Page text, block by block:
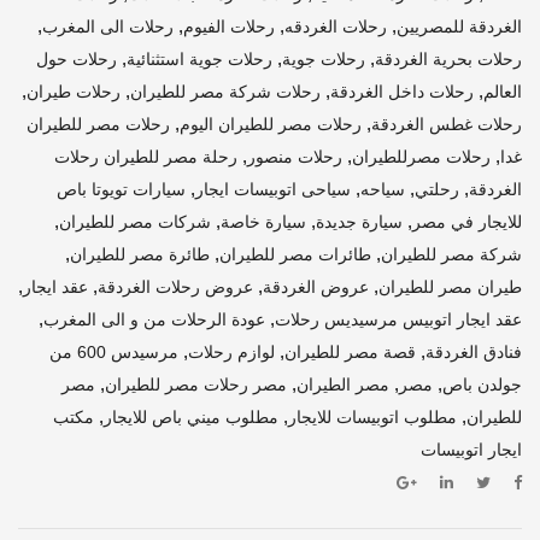
الغردقة للمصريين, رحلات الغردقه, رحلات الفيوم, رحلات الى المغرب,
رحلات بحرية الغردقة, رحلات جوية, رحلات جوية استثنائية, رحلات حول
العالم, رحلات داخل الغردقة, رحلات شركة مصر للطيران, رحلات طيران,
رحلات غطس الغردقة, رحلات مصر للطيران اليوم, رحلات مصر للطيران
غدا, رحلات مصرللطيران, رحلات منصور , رحلة مصر للطيران رحلات
الغردقة, رحلتي, سياحه, سياحى اتوبيسات ايجار , سيارات تويوتا باص
للايجار في مصر , سيارة جديدة, سيارة خاصة, شركات مصر للطيران,
شركة مصر للطيران, طائرات مصر للطيران, طائرة مصر للطيران,
طيران مصر للطيران, عروض الغردقة, عروض رحلات الغردقة, عقد ايجار ,
عقد ايجار اتوبيس مرسيديس رحلات, عودة الرحلات من و الى المغرب,
فنادق الغردقة, قصة مصر للطيران, لوازم رحلات,
مرسيدس 600 من
جولدن باص, مصر , مصر الطيران, مصر رحلات مصر للطيران, مصر
للطيران, مطلوب اتوبيسات للايجار , مطلوب ميني باص للايجار , مكتب
ايجار اتوبيسات